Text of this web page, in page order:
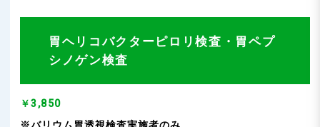
胃ヘリコバクターピロリ検査・胃ペプ
シノゲン検査
￥3,850